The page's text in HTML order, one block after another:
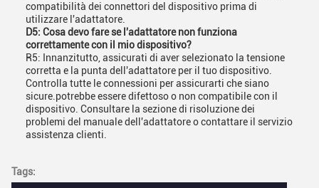
compatibilità dei connettori del dispositivo prima di
utilizzare l'adattatore.
D5: Cosa devo fare se l'adattatore non funziona
correttamente con il mio dispositivo?
R5: Innanzitutto, assicurati di aver selezionato la tensione
corretta e la punta dell'adattatore per il tuo dispositivo.
Controlla tutte le connessioni per assicurarti che siano
sicure.potrebbe essere difettoso o non compatibile con il
dispositivo. Consultare la sezione di risoluzione dei
problemi del manuale dell'adattatore o contattare il servizio
assistenza clienti.
Tags: